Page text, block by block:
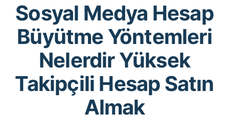
Sosyal Medya Hesap
Büyütme Yöntemleri
Nelerdir Yüksek
Takipçili Hesap Satın
Almak